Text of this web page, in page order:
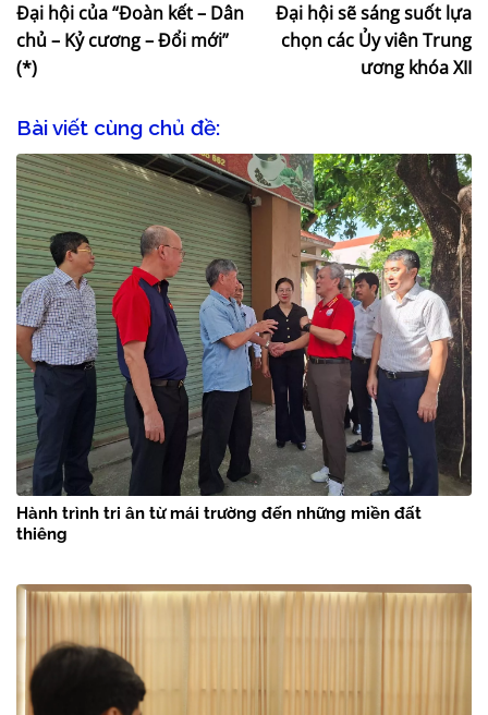
Đại hội của “Đoàn kết – Dân
chủ – Kỷ cương – Đổi mới”
(*)
Đại hội sẽ sáng suốt lựa
chọn các Ủy viên Trung
ương khóa XII
Bài viết cùng chủ đề:
Hành trình tri ân từ mái trường đến những miền đất
thiêng